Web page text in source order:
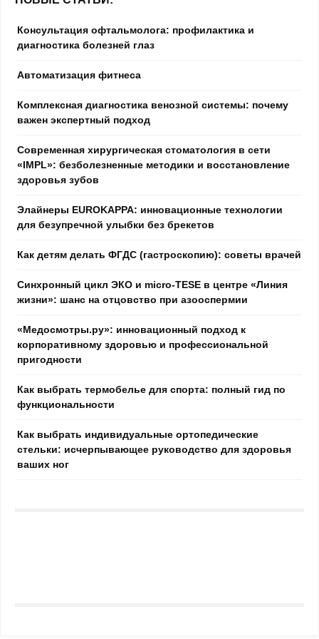
Консультация офтальмолога: профилактика и
диагностика болезней глаз
Автоматизация фитнеса
Комплексная диагностика венозной системы: почему
важен экспертный подход
Современная хирургическая стоматология в сети
«IMPL»: безболезненные методики и восстановление
здоровья зубов
Элайнеры EUROKAPPA: инновационные технологии
для безупречной улыбки без брекетов
Как детям делать ФГДС (гастроскопию): советы врачей
Синхронный цикл ЭКО и micro-TESE в центре «Линия
жизни»: шанс на отцовство при азооспермии
«Медосмотры.ру»: инновационный подход к
корпоративному здоровью и профессиональной
пригодности
Как выбрать термобелье для спорта: полный гид по
функциональности
Как выбрать индивидуальные ортопедические
стельки: исчерпывающее руководство для здоровья
ваших ног